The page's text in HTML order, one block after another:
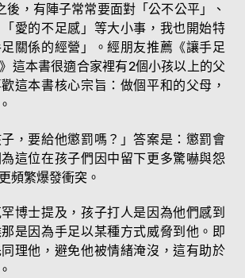
後，有陣子常常要面對「公不公平」、
「愛的不足感」等大小事，我也開始特
關係的經營」。經朋友推薦《讓手足
這本書很適合家裡有2個小孩以上的父
這本書核心宗旨：做個平和的父母，
子，要給他懲罰嗎？」答案是：懲罰會
這位在孩子們因中留下更多驚嚇與怨
頻繁爆發衝突。
博士提及，孩子打人是因為他們感到
是因為手足以某種方式威脅到他。即
理他，避免他被情緒淹沒，這有助於